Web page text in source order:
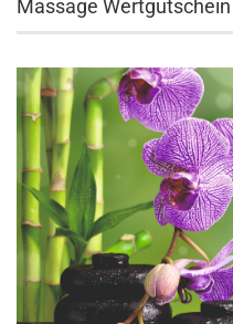
Massage Wertgutschein